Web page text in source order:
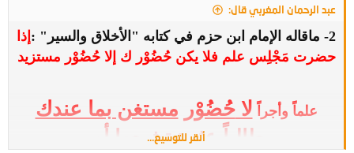
عبد الرحمان المغربي قال:
2- ماقاله الإمام ابن حزم في كتابه "الأخلاق والسير" :
إذا
حضرت مَجْلِس علم فلا يكن حُضُوْر ك إلا حُضُوْر مستزيد
علماً وأجراً لاحُضُوْر مستغن بما عندك
طالباً عثرة تشيعها أو
أنقر للتوسيع...